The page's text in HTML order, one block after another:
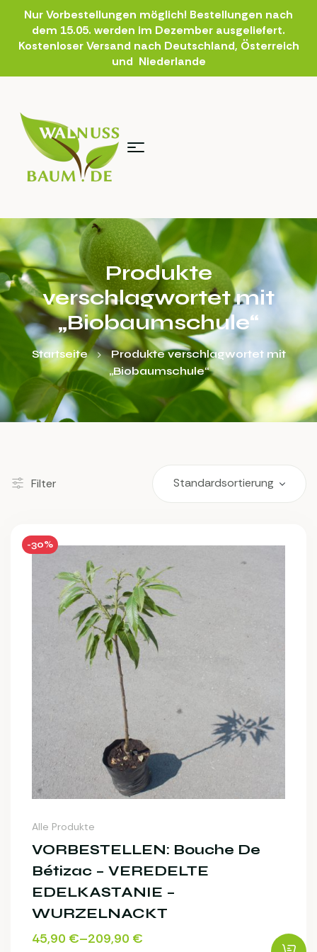
Nur Vorbestellungen möglich! Bestellungen nach
dem 15.05. werden im Dezember ausgeliefert.
Kostenloser Versand nach Deutschland, Österreich
und Niederlande
Produkte
verschlagwortet mit
„Biobaumschule“
Startseite
Produkte verschlagwortet mit
„Biobaumschule“
Filter
-30%
Alle Produkte
VORBESTELLEN: Bouche De
Bétizac – VEREDELTE
EDELKASTANIE –
WURZELNACKT
45,90 €–209,90 €